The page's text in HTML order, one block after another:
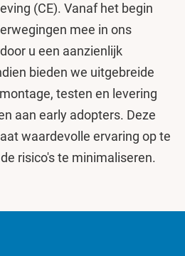
(CE). Vanaf het begin
mee in ons
u een aanzienlijk
bieden we uitgebreide
testen en levering
aan early adopters. Deze
waardevolle ervaring op te
risico's te minimaliseren.